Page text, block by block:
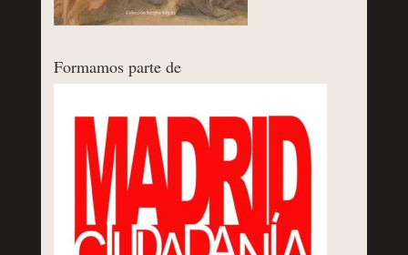
Formamos parte de